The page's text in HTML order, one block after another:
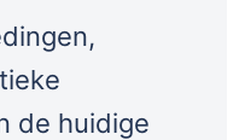
de huidige